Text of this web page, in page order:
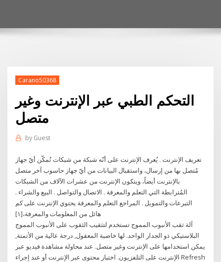
Carano50368
التحكم الطبي عبر الإنترنت وغير
متصل
by Guest
تعريف الإنترنت . يُعرف الإنترنت على أنّه شبكة من شبكات تُمكّن أيّ جهاز
مُتصل بها من إرسال، واستقبال البيانات من أيّ جهاز حاسوب آخر متصل
بالإنترنت أيضاً، ويتكون الإنترنت من عشرات الآلاف من الشبكات
المُترابطة التي التعلم والمعرفة . الاتصال والتواصل . البيع والشراء .
التبرعات والتمويل . المراجع التعلم والمعرفة يحتوي الإنترنت على كم
هائل من المعلومات والمعرفة،[١]
آلة ثقب الأنبوب المموج تستخدم لتثقيب الثقوب على الأنبوب المموج
البلاستيكي ذو الجدار الواحد. لها خاصية المعقول, درجة عالية من الأتمتة,
يمكن استخدامها على الإنترنت وغير متصل. عند محاولة مشاهدة فيديو عبر
الإنترنت على التلفزيون. اختيار محتوى عبر الإنترنت أو عند إجراء Refresh